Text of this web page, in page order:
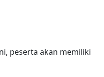
peserta akan memiliki